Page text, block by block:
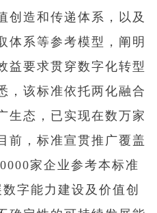
创造和传递体系，以及
体系等参考模型，阐明
益要求贯穿数字化转型
，该标准依托两化融合
生态，已实现在数万家
前，标准宣贯推广覆盖
家企业参考本标准
字能力建设及价值创